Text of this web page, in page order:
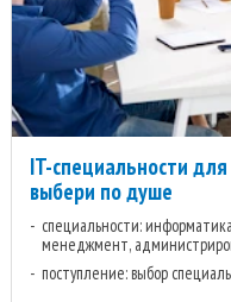
IT-специальности
выбери по душе
специальности:
менеджмент,
поступление: выбор